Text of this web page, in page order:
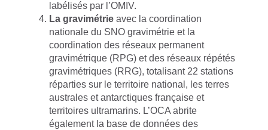
labélisés par l’OMIV.
La gravimétrie avec la coordination
nationale du SNO gravimétrie et la
coordination des réseaux permanent
gravimétrique (RPG) et des réseaux répétés
gravimétriques (RRG), totalisant 22 stations
réparties sur le territoire national, les terres
australes et antarctiques française et
territoires ultramarins. L’OCA abrite
également la base de données des